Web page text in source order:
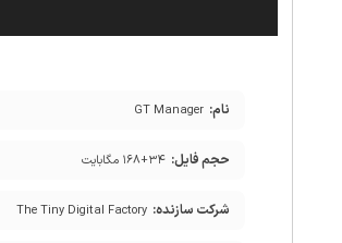
نام: GT Manager
حجم فایل: ۱۶۸+۳۴ مگابایت
شرکت سازنده: The Tiny Digital Factory